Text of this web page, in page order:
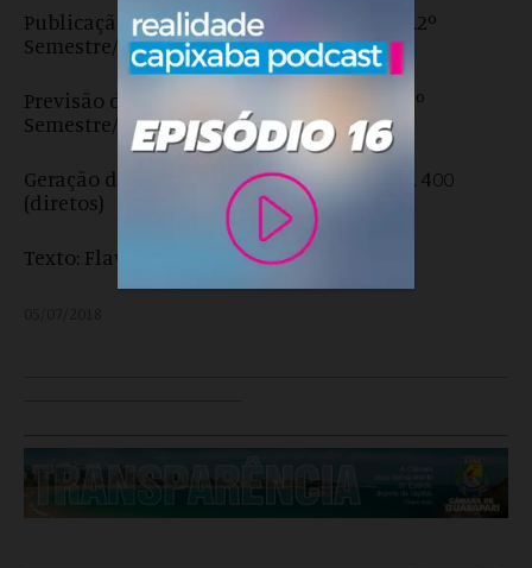
Publicação do edital da obra…………………………2º
Semestre/2018
Previsão de início da obra…………………………….1º
Semestre/2019
Geração de empregos………………………………………… 400
(diretos)
Texto: Flavia Fernandes